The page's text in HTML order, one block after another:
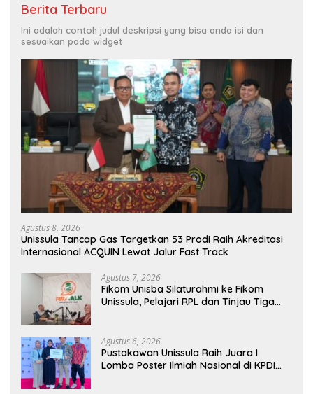
Berita Terbaru
Ini adalah contoh judul deskripsi yang bisa anda isi dan
sesuaikan pada widget
Agustus 8, 2026
Unissula Tancap Gas Targetkan 53 Prodi Raih Akreditasi
Internasional ACQUIN Lewat Jalur Fast Track
Agustus 7, 2026
Fikom Unisba Silaturahmi ke Fikom
Unissula, Pelajari RPL dan Tinjau Tiga
Agustus 6, 2026
Pustakawan Unissula Raih Juara I
Lomba Poster Ilmiah Nasional di KPDI